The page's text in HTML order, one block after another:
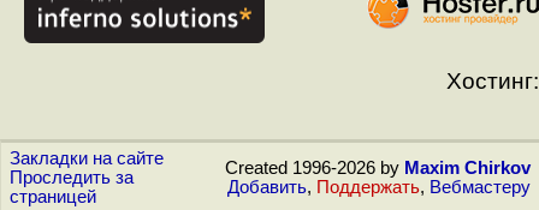
Хостинг:
Закладки на сайте
Проследить за
страницей
Created 1996-2026 by Maxim Chirkov
Добавить, Поддержать, Вебмастеру